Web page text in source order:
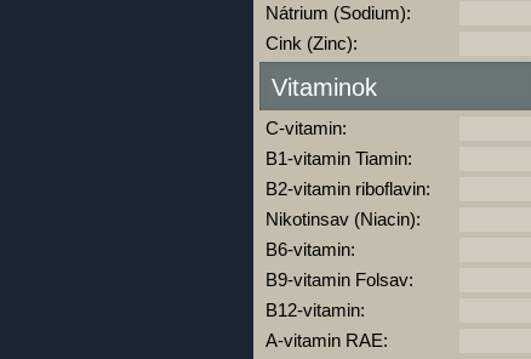
Nátrium (Sodium):
Cink (Zinc):
Vitaminok
C-vitamin:
B1-vitamin Tiamin:
B2-vitamin riboflavin:
Nikotinsav (Niacin):
B6-vitamin:
B9-vitamin Folsav:
B12-vitamin:
A-vitamin RAE: